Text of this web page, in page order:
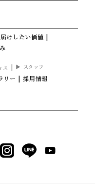
けしたい価値
ス スタッフ
リー 採用情報
Instagram
LINE YouTube